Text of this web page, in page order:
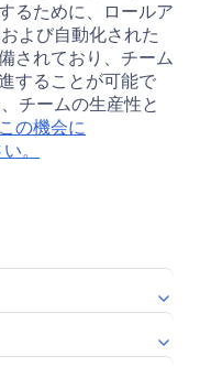
るために、ロールア
よび自動化された
されており、チーム
することが可能で
チームの生産性と
の機会に
。